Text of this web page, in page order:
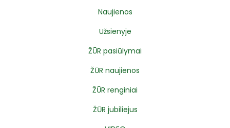
Naujienos
Užsienyje
ŽŪR pasiūlymai
ŽŪR naujienos
ŽŪR renginiai
ŽŪR jubiliejus